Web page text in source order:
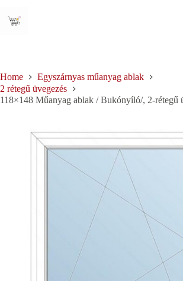
content
Home
Egyszárnyas műanyag ablak
2 rétegű üvegezés
118×148 Műanyag ablak / Bukónyíló/, 2-rétegű